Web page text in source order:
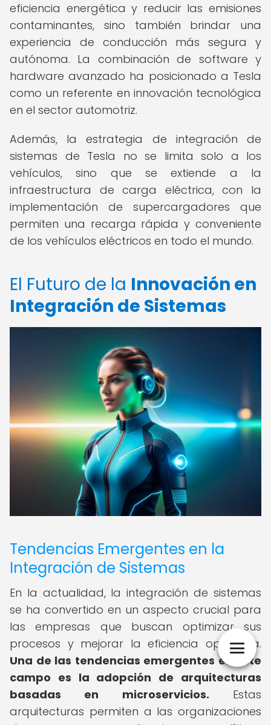
eficiencia energética y reducir las emisiones
contaminantes, sino también brindar una
experiencia de conducción más segura y
autónoma. La combinación de software y
hardware avanzado ha posicionado a Tesla
como un referente en innovación tecnológica
en el sector automotriz.
Además, la estrategia de integración de
sistemas de Tesla no se limita solo a los
vehículos, sino que se extiende a la
infraestructura de carga eléctrica, con la
implementación de supercargadores que
permiten una recarga rápida y conveniente
de los vehículos eléctricos en todo el mundo.
El Futuro de la Innovación en
Integración de Sistemas
Tendencias Emergentes en la
Integración de Sistemas
En la actualidad, la integración de sistemas
se ha convertido en un aspecto crucial para
las empresas que buscan optimizar sus
procesos y mejorar la eficiencia operativa.
Una de las tendencias emergentes en este
campo es la adopción de arquitecturas
basadas en microservicios. Estas
arquitecturas permiten a las organizaciones